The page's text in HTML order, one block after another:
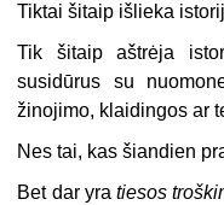
Tiktai šitaip išlieka
Tik šitaip aštrėja
susidūrus su
žinojimo, klaidingos ar
Nes tai, kas šiandien
Bet dar yratiesos